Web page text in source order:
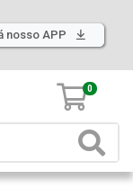
nosso APP
0